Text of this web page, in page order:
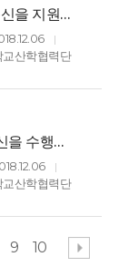
을 지원하
치 및 그|
교산학협력단
을 수행하
방법
UNIT
|
교산학협력단
9 10